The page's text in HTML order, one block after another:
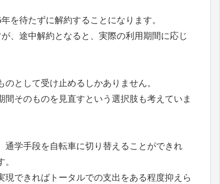
を待たずに解約することになります。
、途中解約となると、実際の利用期間に応じ
として受け止めるしかありません。
そのものを見直すという選択肢も考えていま
学手段を自転車に切り替えることができれ
できればトータルでの支出をある程度抑えら